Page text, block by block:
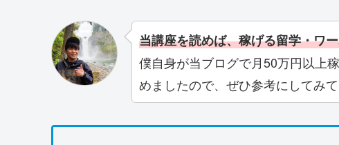
当講座を読めば、稼げる留学・ワ
僕自身が当ブログで月50万円以上
めましたので、ぜひ参考にしてみて